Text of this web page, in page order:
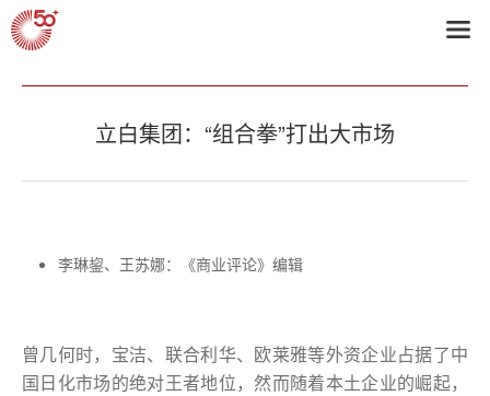
首页
立白集团：“组合拳”打出大市场
李琳鋆、王苏娜：《商业评论》编辑
曾几何时，宝洁、联合利华、欧莱雅等外资企业占据了中
国日化市场的绝对王者地位，然而随着本土企业的崛起，